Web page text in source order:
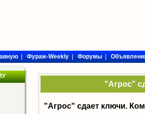
|Фураж-Weekly|Форумы|
"Агрос"
"Агрос" сдает ключи.